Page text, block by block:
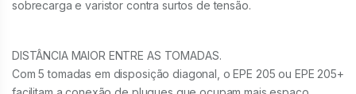
sobrecarga e varistor contra surtos de tensão.
DISTÂNCIA MAIOR ENTRE AS TOMADAS.
Com 5 tomadas em disposição diagonal, o EPE 205 ou EPE 205+